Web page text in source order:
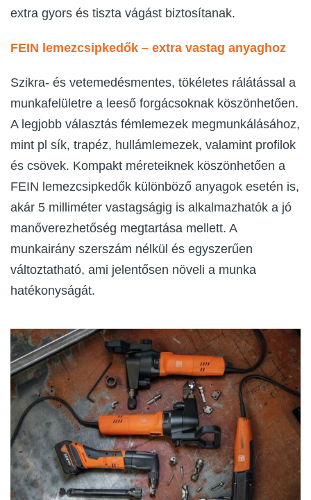
extra gyors és tiszta vágást biztosítanak.
FEIN lemezcsipkedők – extra vastag anyaghoz
Szikra- és vetemedésmentes, tökéletes rálátással a
munkafelületre a leeső forgácsoknak köszönhetően.
A legjobb választás fémlemezek megmunkálásához,
mint pl sík, trapéz, hullámlemezek, valamint profilok
és csövek. Kompakt méreteiknek köszönhetően a
FEIN lemezcsipkedők különböző anyagok esetén is,
akár 5 milliméter vastagságig is alkalmazhatók a jó
manőverezhetőség megtartása mellett. A
munkairány szerszám nélkül és egyszerűen
változtatható, ami jelentősen növeli a munka
hatékonyságát.